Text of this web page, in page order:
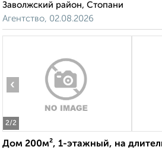
Заволжский район, Стопани
Агентство, 02.08.2026
2/2
‹
Дом 200м², 1-этажный, на